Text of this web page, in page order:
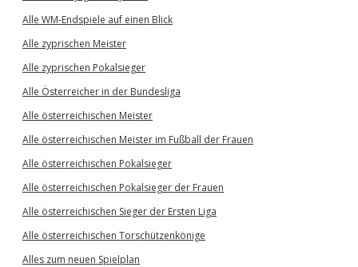
Alle WM-Endspiele auf einen Blick
Alle zyprischen Meister
Alle zyprischen Pokalsieger
Alle Österreicher in der Bundesliga
Alle österreichischen Meister
Alle österreichischen Meister im Fußball der Frauen
Alle österreichischen Pokalsieger
Alle österreichischen Pokalsieger der Frauen
Alle österreichischen Sieger der Ersten Liga
Alle österreichischen Torschützenkönige
Alles zum neuen Spielplan